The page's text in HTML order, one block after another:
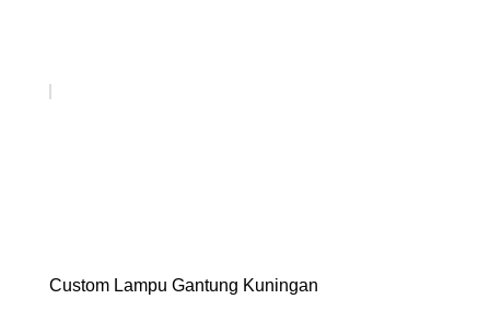
Custom Lampu Gantung Kuningan